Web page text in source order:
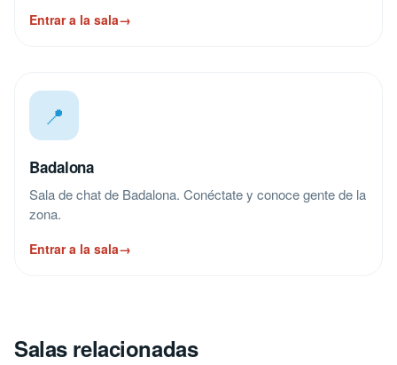
Entrar a la sala→
📍
Badalona
Sala de chat de Badalona. Conéctate y conoce gente de la
zona.
Entrar a la sala→
Salas relacionadas